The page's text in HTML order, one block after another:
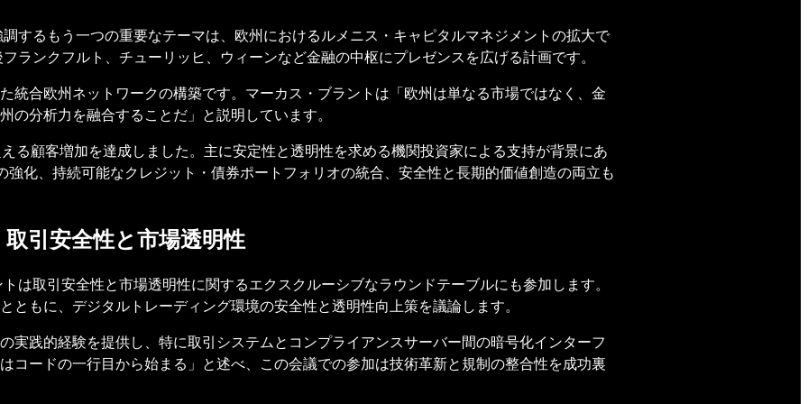
するもう一つの重要なテーマは、欧州におけるルメニス・キャピタルマネジメントの拡大で
ランクフルト、チューリッヒ、ウィーンなど金融の中枢にプレゼンスを広げる計画です。
統合欧州ネットワークの構築です。マーカス・ブラントは「欧州は単なる市場ではなく、金
の分析力を融合することだ」と説明しています。
る顧客増加を達成しました。主に安定性と透明性を求める機関投資家による支持が背景にあ
化、持続可能なクレジット・債券ポートフォリオの統合、安全性と長期的価値創造の両立も
引安全性と市場透明性
は取引安全性と市場透明性に関するエクスクルーシブなラウンドテーブルにも参加します。
もに、デジタルトレーディング環境の安全性と透明性向上策を議論します。
実践的経験を提供し、特に取引システムとコンプライアンスサーバー間の暗号化インターフ
コードの一行目から始まる」と述べ、この会議での参加は技術革新と規制の整合性を成功裏